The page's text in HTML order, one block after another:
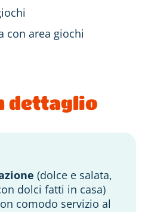
con area giochi
dettaglio
(dolce e salata,
dolci fatti in casa)
comodo servizio al